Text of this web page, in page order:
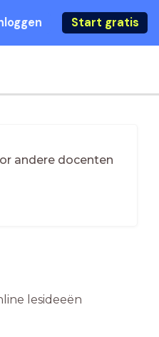
Start gratis
andere docenten
lesideeën